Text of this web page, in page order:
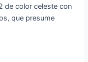
de color celeste con
que presume